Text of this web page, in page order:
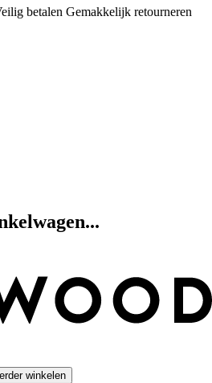
betalen Gemakkelijk retourneren
winkelen